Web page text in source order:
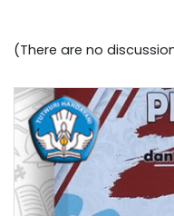
(There are no